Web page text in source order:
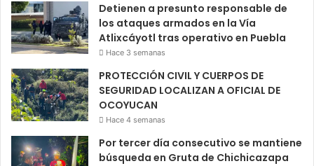
Detienen a presunto responsable de
los ataques armados en la Vía
Atlixcáyotl tras operativo en Puebla
Hace 3 semanas
PROTECCIÓN CIVIL Y CUERPOS DE
SEGURIDAD LOCALIZAN A OFICIAL DE
OCOYUCAN
Hace 4 semanas
Por tercer día consecutivo se mantiene
búsqueda en Gruta de Chichicazapa